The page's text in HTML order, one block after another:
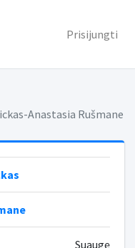
Prisijungti
Anastasia Rušmane
Suaugę